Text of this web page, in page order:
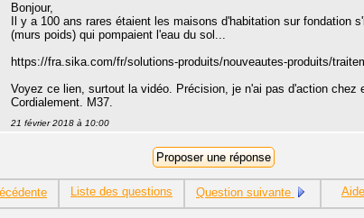
Bonjour,
Il y a 100 ans rares étaient les maisons d'habitation sur
(murs poids) qui pompaient l'eau du sol...
https://fra.sika.com/fr/solutions-produits/nouveautes-produits/
Voyez ce lien, surtout la vidéo. Précision, je n'ai pas d'action
Cordialement. M37.
21 février 2018 à 10:00
Liste des questions Question suivante Aide